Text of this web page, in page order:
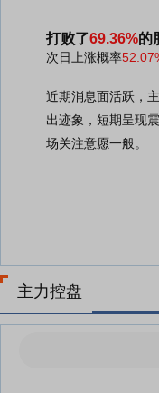
打败了69.36%的
次日上涨概率
近期消息面活跃，
出迹象，短期呈现
场关注意愿一般。
主力控盘